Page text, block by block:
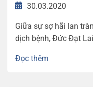
30.03.2020
Giữa sự sợ hãi lan
dịch bệnh, Đức Đạt
Đọc thêm